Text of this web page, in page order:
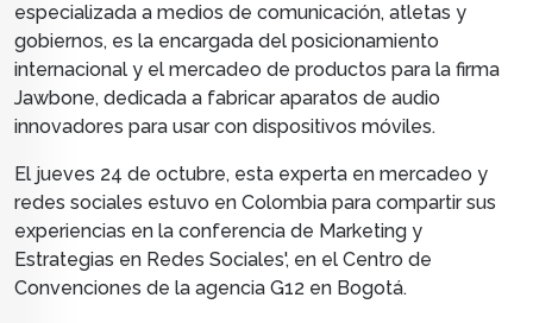
especializada a medios de comunicación, atletas y
gobiernos, es la encargada del posicionamiento
internacional y el mercadeo de productos para la firma
Jawbone, dedicada a fabricar aparatos de audio
innovadores para usar con dispositivos móviles.
El jueves 24 de octubre, esta experta en mercadeo y
redes sociales estuvo en Colombia para compartir sus
experiencias en la conferencia de Marketing y
Estrategias en Redes Sociales', en el Centro de
Convenciones de la agencia G12 en Bogotá.